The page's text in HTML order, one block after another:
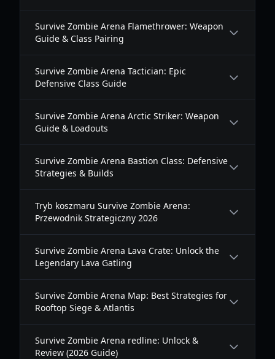
Survive Zombie Arena Flamethrower: Weapon
Guide & Class Pairing
Survive Zombie Arena Tactician: Epic
Defensive Class Guide
Survive Zombie Arena Arctic Striker: Weapon
Guide & Loadouts
Survive Zombie Arena Bastion Class: Defensive
Strategies & Builds
Tryb koszmaru Survive Zombie Arena:
Przewodnik Strategiczny 2026
Survive Zombie Arena Lava Crate: Unlock the
Legendary Lava Gatling
Survive Zombie Arena Map: Best Strategies for
Rooftop Siege & Atlantis
Survive Zombie Arena redline: Unlock &
Review (2026 Guide)